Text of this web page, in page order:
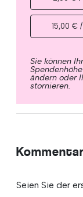
15,00 €
Sie können
ändern oder
stornieren.
Seien Sie der